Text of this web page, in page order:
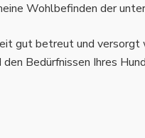
Wohlbefinden der
gut betreut und versorgt
Bedürfnissen Ihres